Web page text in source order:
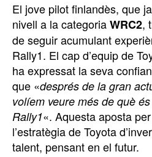
El jove pilot finlandès, que
nivell a la categoriaWRC2,
de seguir acumulant
Rally1. El cap d’equip de
ha expressat la seva
que «després de la gran
volíem veure més de què
Rally1«. Aquesta aposta
l’estratègia de Toyota
talent, pensant en el futur.